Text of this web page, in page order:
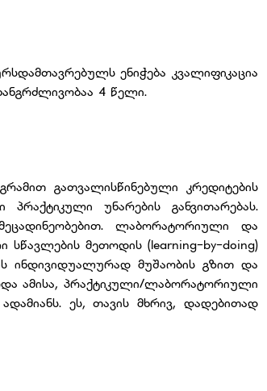
ენიჭება კვალიფიკაცია
4 წელი.
გათვალისწინებული კრედიტების
უნარების განვითარებას.
ლაბორატორიული და
სწავლების მეთოდის (learning-by-doing)
ინდივიდუალურად მუშაობის გზით და
ამისა, პრაქტიკული/ლაბორატორიული
ეს, თავის მხრივ, დადებითად